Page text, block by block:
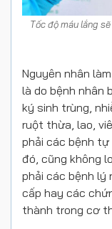
Tốc độ máu lắng
Nguyên nhân
là do bệnh nhân
ký sinh trùng,
ruột thừa, lao,
phải các bệnh tự
đó, cũng không
phải các bệnh lý
cấp hay các
thành trong cơ